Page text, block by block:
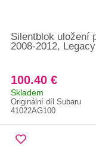
Silentblok uložení
2008-2012,
100.40 €
Skladem
Originální díl Subaru
41022AG100